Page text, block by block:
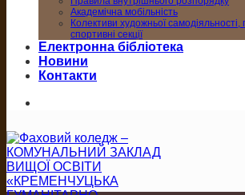
Академічна мобільність
Колективи художньої самодіяльності,
спортивні секції
Електронна бібліотека
Новини
Контакти